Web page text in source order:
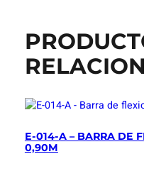
E-014-A – BARRA DE
0,90M